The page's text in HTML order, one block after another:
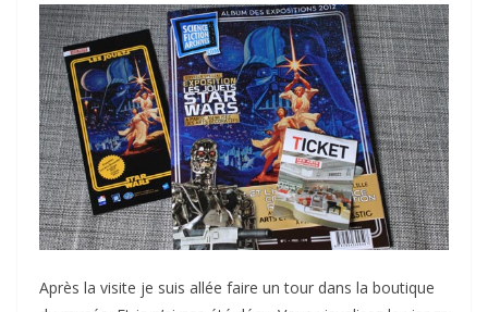
Après la visite je suis allée faire un tour dans la boutique